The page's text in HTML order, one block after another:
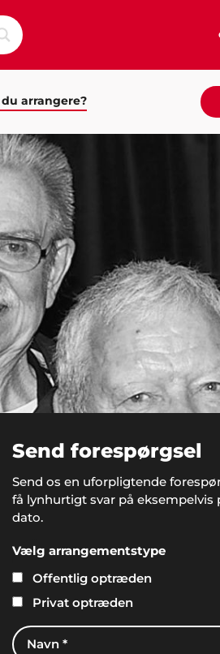
arrangere?
Send forespørgsel
Send os en uforpligtende
få lynhurtigt svar på eksempelvis
dato.
Vælg arrangementstype
Offentlig optræden
Privat optræden